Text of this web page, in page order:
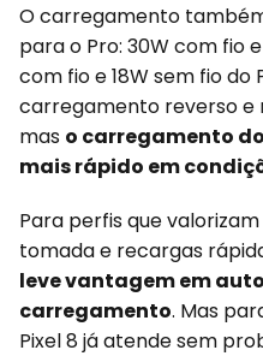
O carregamento
para o Pro: 30W com fio
com fio e 18W sem fio
carregamento reverso e
mas o carregamento
mais rápido em
Para perfis que
tomada e recargas
leve vantagem em
carregamento. Mas
Pixel 8 já atende sem